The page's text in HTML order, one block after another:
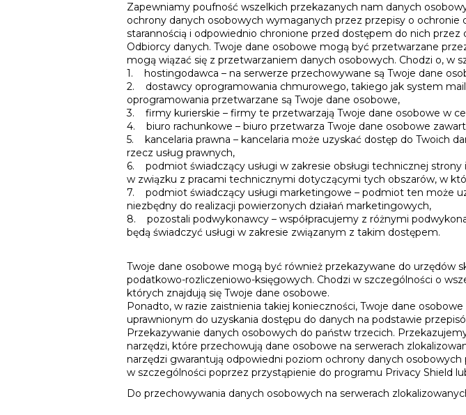
Zapewniamy poufność wszelkich przekazanych nam danych
ochrony danych osobowych wymaganych przez przepisy o
starannością i odpowiednio chronione przed dostępem do nich
Odbiorcy danych. Twoje dane osobowe mogą być przetwarzane
mogą wiązać się z przetwarzaniem danych osobowych. Chodzi o, w
1. hostingodawca – na serwerze przechowywane są Twoje dane
2. dostawcy oprogramowania chmurowego, takiego jak system
oprogramowania przetwarzane są Twoje dane osobowe,
3. firmy kurierskie – firmy te przetwarzają Twoje dane osobowe w
4. biuro rachunkowe – biuro przetwarza Twoje dane osobowe
5. kancelaria prawna – kancelaria może uzyskać dostęp do Twoich
rzecz usług prawnych,
6. podmiot świadczący usługi w zakresie obsługi technicznej
w związku z pracami technicznymi dotyczącymi tych obszarów, w
7. podmiot świadczący usługi marketingowe – podmiot ten może
niezbędny do realizacji powierzonych działań marketingowych,
8. pozostali podwykonawcy – współpracujemy z różnymi
będą świadczyć usługi w zakresie związanym z takim dostępem.
Twoje dane osobowe mogą być również przekazywane do urzędów
podatkowo-rozliczeniowo-księgowych. Chodzi w szczególności o
których znajdują się Twoje dane osobowe.
Ponadto, w razie zaistnienia takiej konieczności, Twoje dane
uprawnionym do uzyskania dostępu do danych na podstawie
Przekazywanie danych osobowych do państw trzecich.
narzędzi, które przechowują dane osobowe na serwerach
narzędzi gwarantują odpowiedni poziom ochrony danych
w szczególności poprzez przystąpienie do programu Privacy Shield
Do przechowywania danych osobowych na serwerach